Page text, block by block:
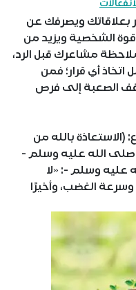
بعلاقاتك ويصرفك عن
الشخصية ويزيد من
مشاعرك قبل الرد،
أي قرار؛ فمن
الصعبة إلى فرص
(الاستعاذة بالله من
صلى الله عليه وسلم -
وسلم -: «لا
الغضب، وأخيرًا